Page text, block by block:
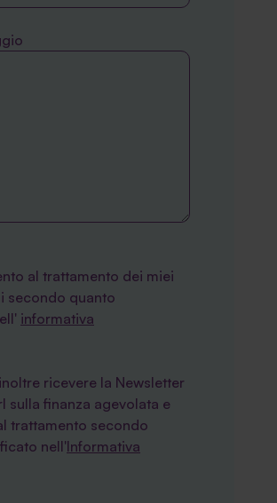
al trattamento dei miei
secondo quanto
informativa
ricevere la Newsletter
sulla finanza agevolata e
trattamento secondo
nell'Informativa